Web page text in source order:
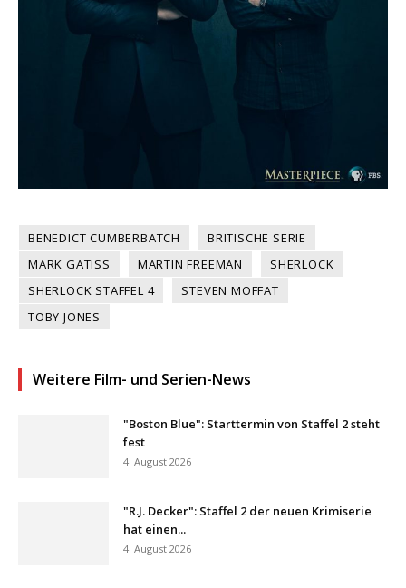
BENEDICT CUMBERBATCH
BRITISCHE SERIE
MARK GATISS
MARTIN FREEMAN
SHERLOCK
SHERLOCK STAFFEL 4
STEVEN MOFFAT
TOBY JONES
Weitere Film- und Serien-News
"Boston Blue": Starttermin von Staffel 2 steht
fest
4. August 2026
"R.J. Decker": Staffel 2 der neuen Krimiserie
hat einen...
4. August 2026